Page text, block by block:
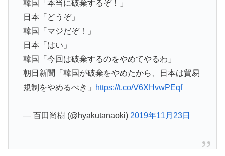
韓国「本当に破棄するぞ！」
日本「どうぞ」
韓国「マジだぞ！」
日本「はい」
韓国「今回は破棄するのをやめてやるわ」
朝日新聞「韓国が破棄をやめたから、日本は貿易
規制をやめるべき」
https://t.co/V6XHvwPEqf
— 百田尚樹 (@hyakutanaoki) 2019年11月23日